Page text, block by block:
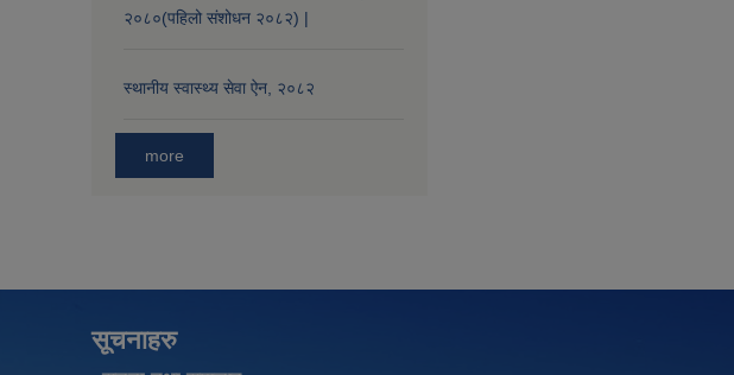
२०८०(पहिलो संशोधन २०८२) |
स्थानीय स्वास्थ्य सेवा ऐन, २०८२
more
सूचनाहरु